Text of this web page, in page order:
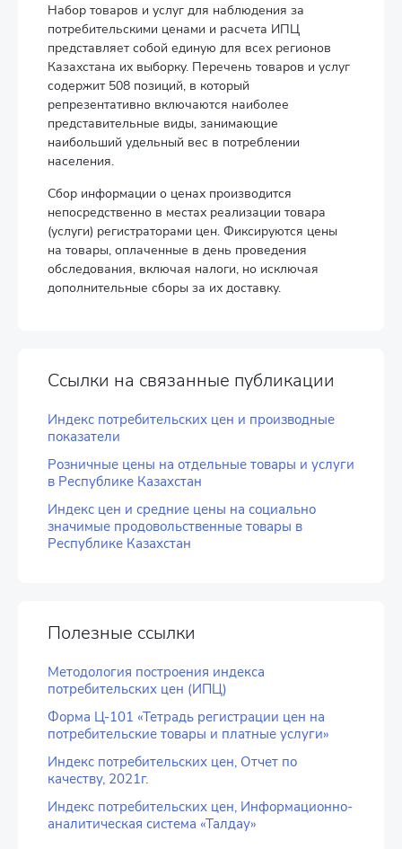
Набор товаров и услуг для наблюдения за
потребительскими ценами и расчета ИПЦ
представляет собой единую для всех регионов
Казахстана их выборку. Перечень товаров и услуг
содержит 508 позиций, в который
репрезентативно включаются наиболее
представительные виды, занимающие
наибольший удельный вес в потреблении
населения.
Сбор информации о ценах производится
непосредственно в местах реализации товара
(услуги) регистраторами цен. Фиксируются цены
на товары, оплаченные в день проведения
обследования, включая налоги, но исключая
дополнительные сборы за их доставку.
Ссылки на связанные публикации
Индекс потребительских цен и производные
показатели
Розничные цены на отдельные товары и услуги
в Республике Казахстан
Индекс цен и средние цены на социально
значимые продовольственные товары в
Республике Казахстан
Полезные ссылки
Методология построения индекса
потребительских цен (ИПЦ)
Форма Ц-101 «Тетрадь регистрации цен на
потребительские товары и платные услуги»
Индекс потребительских цен, Отчет по
качеству, 2021г.
Индекс потребительских цен, Информационно-
аналитическая система «Талдау»